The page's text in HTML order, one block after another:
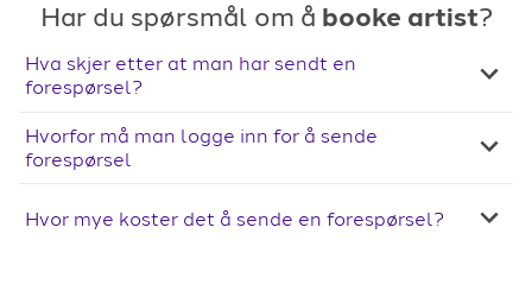
Har du spørsmål om å booke artist?
Hva skjer etter at man har sendt en
forespørsel?
Hvorfor må man logge inn for å sende
forespørsel
Hvor mye koster det å sende en forespørsel?